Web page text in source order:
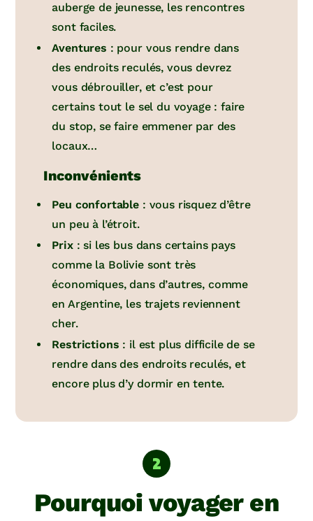
auberge de jeunesse, les rencontres
sont faciles.
Aventures : pour vous rendre dans
des endroits reculés, vous devrez
vous débrouiller, et c’est pour
certains tout le sel du voyage : faire
du stop, se faire emmener par des
locaux…
Inconvénients
Peu confortable : vous risquez d’être
un peu à l’étroit.
Prix: si les bus dans certains pays
comme la Bolivie sont très
économiques, dans d’autres, comme
en Argentine, les trajets reviennent
cher.
Restrictions : il est plus difficile de se
rendre dans des endroits reculés, et
encore plus d’y dormir en tente.
Pourquoi voyager en